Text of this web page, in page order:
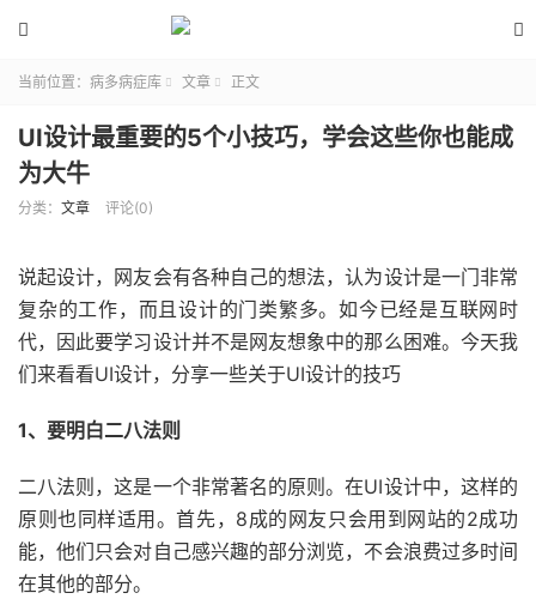


当前位置： 病多病症库  文章  正文
UI设计最重要的5个小技巧，学会这些你也能成
为大牛
分类： 文章 评论(0)
说起设计，网友会有各种自己的想法，认为设计是一门非常
复杂的工作，而且设计的门类繁多。如今已经是互联网时
代，因此要学习设计并不是网友想象中的那么困难。今天我
们来看看UI设计，分享一些关于UI设计的技巧
1、要明白二八法则
二八法则，这是一个非常著名的原则。在UI设计中，这样的
原则也同样适用。首先，8成的网友只会用到网站的2成功
能，他们只会对自己感兴趣的部分浏览，不会浪费过多时间
在其他的部分。